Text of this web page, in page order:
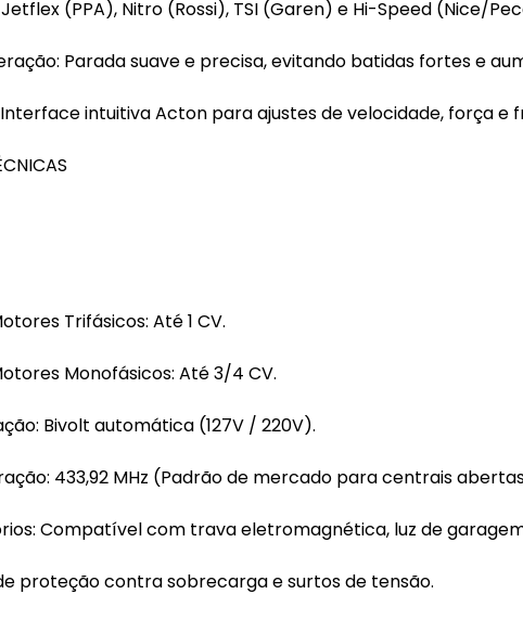
(PPA), Nitro (Rossi), TSI (Garen) e Hi-Speed (Nice/
Parada suave e precisa, evitando batidas fortes e
intuitiva Acton para ajustes de velocidade, força e
Trifásicos: Até 1 CV.
Monofásicos: Até 3/4 CV.
Bivolt automática (127V / 220V).
433,92 MHz (Padrão de mercado para centrais
Compatível com trava eletromagnética, luz de
proteção contra sobrecarga e surtos de tensão.